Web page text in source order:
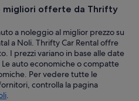
migliori offerte da Thrifty
a noleggio al miglior prezzo su
a Noli. Thrifty Car Rental offre
I prezzi variano in base alle date
auto economiche o compatte
Per vedere tutte le
controlla la pagina
.